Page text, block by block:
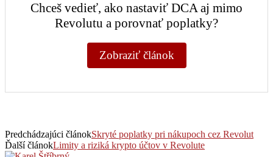
Chceš vedieť, ako nastaviť DCA aj mimo
Revolutu a porovnať poplatky?
Zobraziť článok
Predchádzajúci článokSkryté poplatky pri nákupoch cez Revolut
Ďalší článokLimity a riziká krypto účtov v Revolute